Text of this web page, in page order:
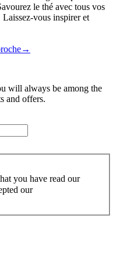
le thé avec tous vos
vous inspirer et
→
will always be among the
and offers.
you have read our
our